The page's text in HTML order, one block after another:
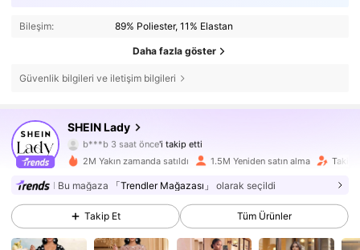
Bileşim: 89% Poliester, 11% Elastan
Daha fazla göster
Güvenlik bilgileri ve iletişim bilgileri
SHEIN Lady
b***b 3 saat önce
M***a göz atıyor
4,79
604K Takipçiler
4,79 604K Takipçiler
2M Yakın zamanda satıldı 1.5M Yeniden satın alma
Bu mağaza 「Trendler Mağazası」 olarak seçildi
Takip Et Tüm Ürünler